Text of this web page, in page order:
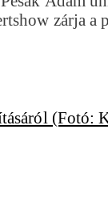
zárja a